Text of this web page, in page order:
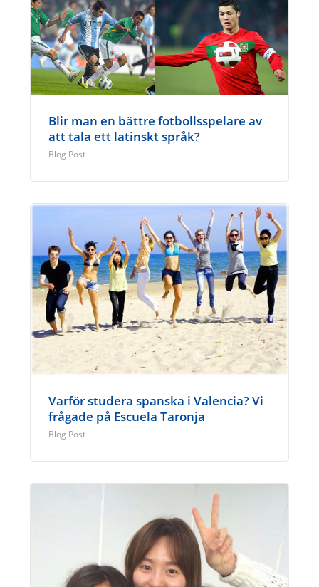
Blir man en bättre fotbollsspelare av
att tala ett latinskt språk?
Blog Post
Varför studera spanska i Valencia? Vi
frågade på Escuela Taronja
Blog Post